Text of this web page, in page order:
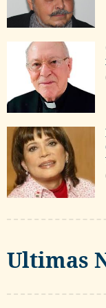
Ultimas